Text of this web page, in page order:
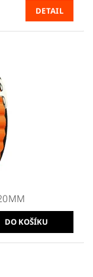
DETAIL